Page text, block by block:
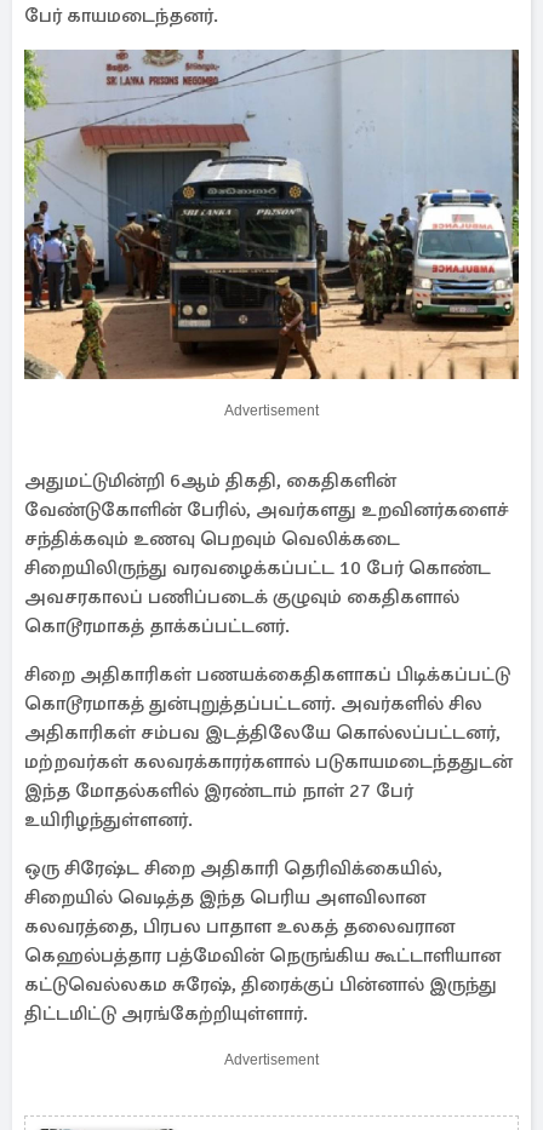
பேர் காயமடைந்தனர்.
Advertisement
அதுமட்டுமின்றி 6ஆம் திகதி, கைதிகளின்
வேண்டுகோளின் பேரில், அவர்களது உறவினர்களைச்
சந்திக்கவும் உணவு பெறவும் வெலிக்கடை
சிறையிலிருந்து வரவழைக்கப்பட்ட 10 பேர் கொண்ட
அவசரகாலப் பணிப்படைக் குழுவும் கைதிகளால்
கொடூரமாகத் தாக்கப்பட்டனர்.
சிறை அதிகாரிகள் பணயக்கைதிகளாகப் பிடிக்கப்பட்டு
கொடூரமாகத் துன்புறுத்தப்பட்டனர். அவர்களில் சில
அதிகாரிகள் சம்பவ இடத்திலேயே கொல்லப்பட்டனர்,
மற்றவர்கள் கலவரக்காரர்களால் படுகாயமடைந்ததுடன்
இந்த மோதல்களில் இரண்டாம் நாள் 27 பேர்
உயிரிழந்துள்ளனர்.
ஒரு சிரேஷ்ட சிறை அதிகாரி தெரிவிக்கையில்,
சிறையில் வெடித்த இந்த பெரிய அளவிலான
கலவரத்தை, பிரபல பாதாள உலகத் தலைவரான
கெஹல்பத்தார பத்மேவின் நெருங்கிய கூட்டாளியான
கட்டுவெல்லகம சுரேஷ், திரைக்குப் பின்னால் இருந்து
திட்டமிட்டு அரங்கேற்றியுள்ளார்.
Advertisement